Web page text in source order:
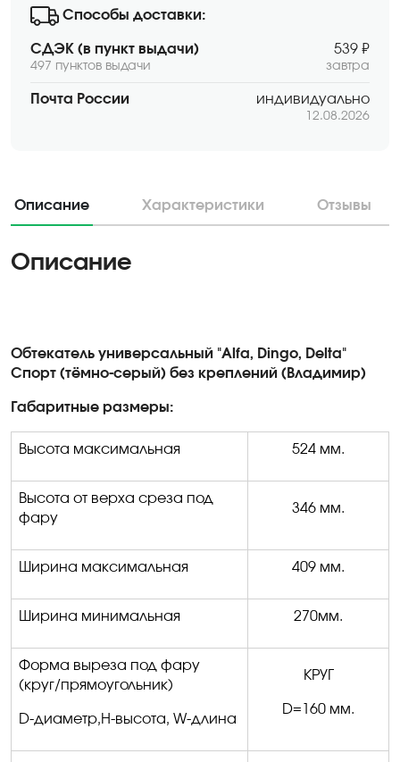
Способы доставки:
СДЭК (в пункт выдачи)
497 пунктов выдачи
539 ₽
завтра
Почта России индивидуально
12.08.2026
Описание Характеристики Отзывы
Описание
Обтекатель универсальный "Alfa, Dingo, Delta"
Спорт (тёмно-серый) без креплений (Владимир)
Габаритные размеры:
Высота максимальная 524 мм.
Высота от верха среза под
фару
346 мм.
Ширина максимальная 409 мм.
Ширина минимальная 270мм.
Форма выреза под фару
(круг/прямоугольник)
D-диаметр,H-высота, W-длина
КРУГ
D=160 мм.